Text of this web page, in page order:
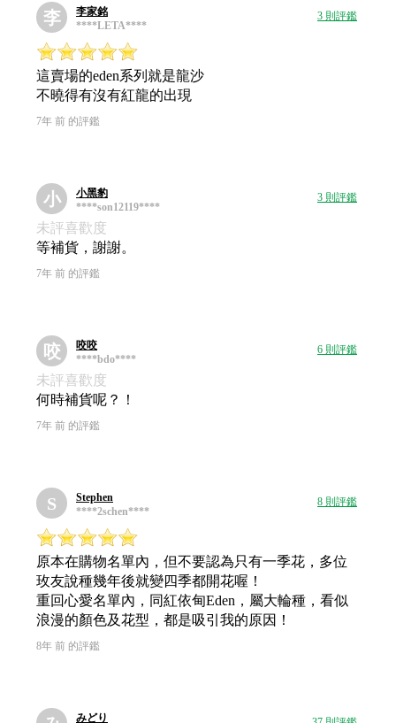
李
李家銘
****LETA****
3 則評鑑
這賣場的eden系列就是龍沙
不曉得有沒有紅龍的出現
7年 前 的評鑑
小
小黑豹
****son12119****
3 則評鑑
未評喜歡度
等補貨，謝謝。
7年 前 的評鑑
咬
咬咬
****bdo****
6 則評鑑
未評喜歡度
何時補貨呢？！
7年 前 的評鑑
S
Stephen
****2schen****
8 則評鑑
原本在購物名單內，但不要認為只有一季花，多位
玫友說種幾年後就變四季都開花喔！
重回心愛名單內，同紅依甸Eden，屬大輪種，看似
浪漫的顏色及花型，都是吸引我的原因！
8年 前 的評鑑
みどり